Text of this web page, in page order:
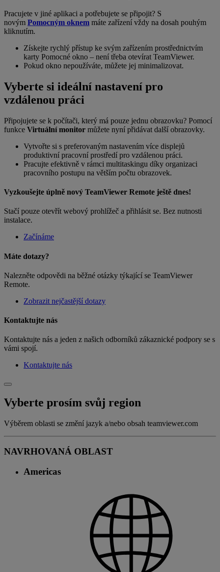
Pracujete v jiné aplikaci a potřebujete se připojit? S
novým Pomocným oknem máte zařízení vždy na dosah pouhým
kliknutím.
Získejte rychlý přístup ke svým zařízením prostřednictvím
karty Pomocné okno – není třeba otevírat TeamViewer.
Pokud okno nepoužíváte, můžete jej minimalizovat.
Vyberte si ideální nastavení pro
vzdálenou práci
Připojujete se k počítači, který má pouze jednu obrazovku? Pomocí
funkce Virtuální monitor můžete nyní přidávat další obrazovky.
Vytvořte si s preferovaným nastavením více displejů
produktivní pracovní prostředí pro vzdálenou práci.
Pracujte efektivně v rámci multitaskingu díky organizaci
pracovního postupu na větším počtu obrazovek.
Vyzkoušejte úplně nový TeamViewer Remote ještě dnes!
Stačí pouze otevřít webový prohlížeč a přihlásit se. Bez nutnosti
instalace.
Začínáme
Máte dotazy?
Nalezněte odpovědi na běžné otázky týkající se TeamViewer
Remote.
Zobrazit nejčastější dotazy
Kontaktujte nás
Kontaktujte nás a jeden z našich odborníků zákaznické podpory se s
vámi spojí.
Kontaktujte nás
Vyberte prosím svůj region
Výběrem oblasti se změní jazyk a/nebo obsah teamviewer.com
NAVRHOVANÁ OBLAST
Americas